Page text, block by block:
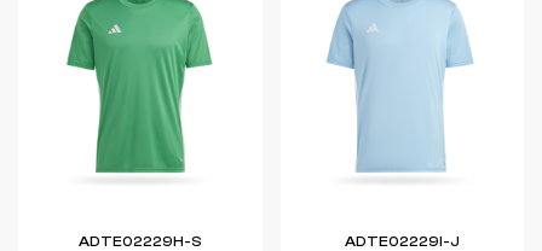
ADTE02229H-S ADTE02229I-J